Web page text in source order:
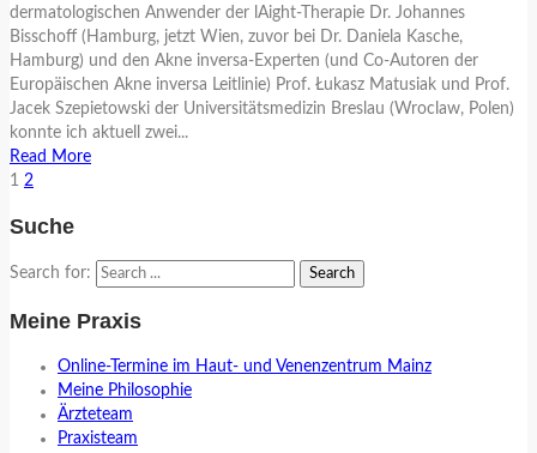
dermatologischen Anwender der lAight-Therapie Dr. Johannes
Bisschoff (Hamburg, jetzt Wien, zuvor bei Dr. Daniela Kasche,
Hamburg) und den Akne inversa-Experten (und Co-Autoren der
Europäischen Akne inversa Leitlinie) Prof. Łukasz Matusiak und Prof.
Jacek Szepietowski der Universitätsmedizin Breslau (Wroclaw, Polen)
konnte ich aktuell zwei...
Read More
1 2
Suche
Search for:
Meine Praxis
Online-Termine im Haut- und Venenzentrum Mainz
Meine Philosophie
Ärzteteam
Praxisteam